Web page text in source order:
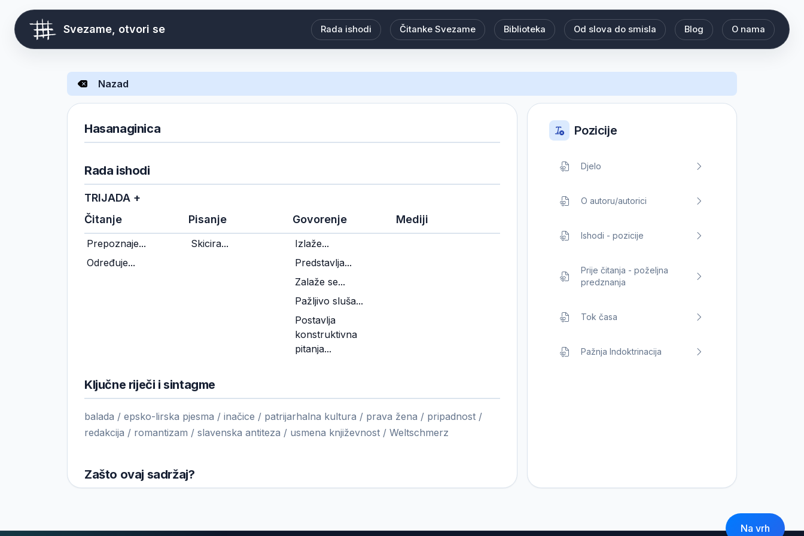
Svezame, otvori se Rada ishodi Čitanke Svezame Biblioteka Od slova do smisla Blog O nama
Nazad
Hasanaginica
Rada ishodi
TRIJADA +
Čitanje
Prepoznaje...
Određuje...
Pisanje
Skicira...
Govorenje
Izlaže...
Predstavlja...
Zalaže se...
Pažljivo sluša...
Postavlja
konstruktivna
pitanja...
Mediji
Ključne riječi i sintagme
balada / epsko-lirska pjesma / inačice / patrijarhalna kultura / prava žena / pripadnost /
redakcija / romantizam / slavenska antiteza / usmena književnost / Weltschmerz
Zašto ovaj sadržaj?
Pozicije
Djelo
O autoru/autorici
Ishodi - pozicije
Prije čitanja - poželjna
predznanja
Tok časa
Pažnja Indoktrinacija
Na vrh